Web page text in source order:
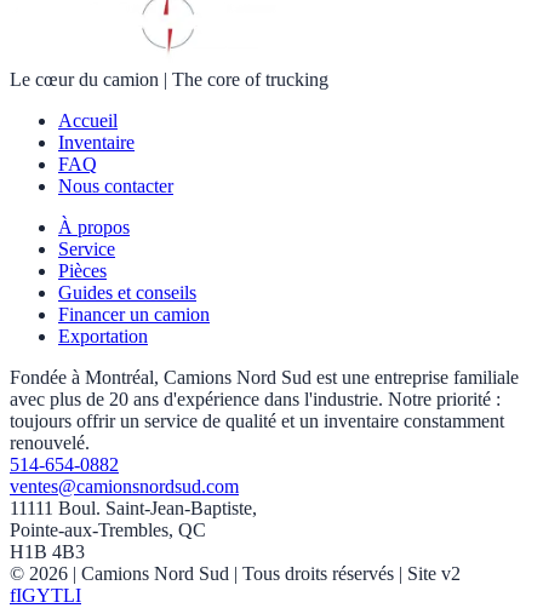
Le cœur du camion | The core of trucking
Accueil
Inventaire
FAQ
Nous contacter
À propos
Service
Pièces
Guides et conseils
Financer un camion
Exportation
Fondée à Montréal, Camions Nord Sud est une entreprise familiale
avec plus de 20 ans d'expérience dans l'industrie. Notre priorité :
toujours offrir un service de qualité et un inventaire constamment
renouvelé.
514-654-0882
ventes@camionsnordsud.com
11111 Boul. Saint-Jean-Baptiste,
Pointe-aux-Trembles, QC
H1B 4B3
© 2026 | Camions Nord Sud | Tous droits réservés | Site v2
fIGYTLI